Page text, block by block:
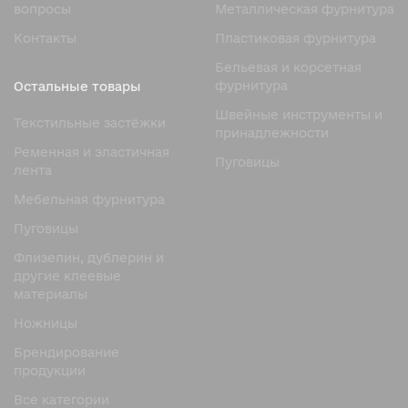
груди, делая зону декольте более открытой.
Чашки «Балконет» (Balconette) — имеют
горизонтальный вырез, подчёркивая форму груди и
создавая эффект приподнятого бюста.
Чашки «Пуш-ап» (Push-Up) — с дополнительными
вставками или подушечками, которые приподнимают
и визуально увеличивают грудь.
наполнителя, обеспечивают естественную форму
Чашки с косточками — обеспечивают надёжную
поддержку и помогают формировать красивую
подходят для повседневного ношения.
вопросы
Контакты
Металлическая фурнитура
Пластиковая фурнитура
Бельевая и корсетная
фурнитура
Швейные инструменты и
принадлежности
Пуговицы
Остальные товары
Текстильные застёжки
Ременная и эластичная
лента
Мебельная фурнитура
Пуговицы
Флизелин, дублерин и
другие клеевые
материалы
Ножницы
Брендирование
продукции
Все категории